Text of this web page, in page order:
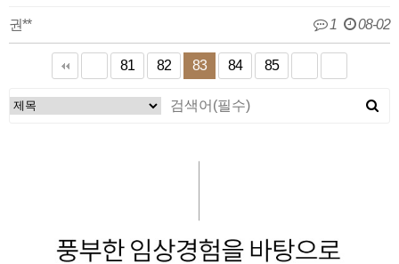
권** 1 08-02
81 82 83 84 85